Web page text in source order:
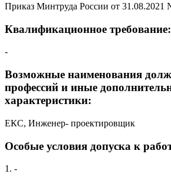
Приказ Минтруда России от 31.08.2021
Квалификационное требование:
-
Возможные наименования
профессий и иные
характеристики:
ЕКС, Инженер- проектировщик
Особые условия допуска к
1. -